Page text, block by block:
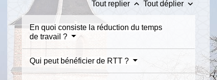
Tout replier keyboard_arrow_up Tout déplier keyboard_arrow_down
En quoi consiste la réduction du temps
de travail ?
Qui peut bénéficier de RTT ?